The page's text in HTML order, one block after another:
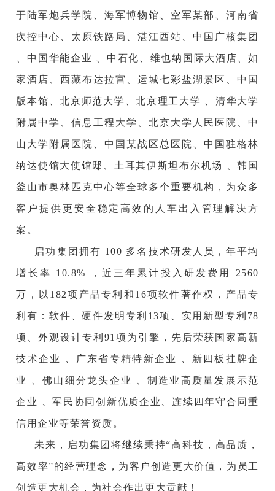
于陆军炮兵学院、海军博物馆、空军某部、河南省
疾控中心、太原铁路局、湛江西站、中国广核集团
、中国华能企业 、中石化、维也纳国际大酒店、如
家酒店、西藏布达拉宫、运城七彩盐湖景区、中国
版本馆、北京师范大学、北京理工大学 、清华大学
附属中学、信息工程大学、北京大学人民医院、中
山大学附属医院、中国某战区总医院、中国驻格林
纳达使馆大使馆邸、土耳其伊斯坦布尔机场 、韩国
釜山市奥林匹克中心等全球多个重要机构，为众多
客户提供更安全稳定高效的人车出入管理解决方
案。
启功集团拥有 100 多名技术研发人员，年平均
增长率 10.8% ，近三年累计投入研发费用 2560
万，以182项产品专利和16项软件著作权，产品专
利有：软件、硬件发明专利13项、实用新型专利78
项、外观设计专利91项为引擎，先后荣获国家高新
技术企业 、广东省专精特新企业 、新四板挂牌企
业 、佛山细分龙头企业 、制造业高质量发展示范
企业 、军民协同创新优质企业、连续四年守合同重
信用企业等荣誉资质。
未来，启功集团将继续秉持“高科技，高品质，
高效率”的经营理念，为客户创造更大价值，为员工
创造更大机会，为社会作出更大贡献！